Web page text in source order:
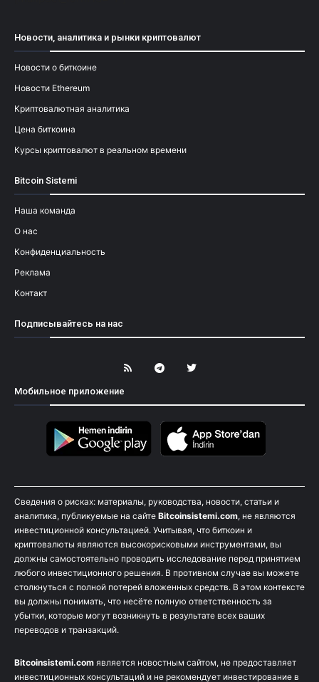
Новости, аналитика и рынки криптовалют
Новости о биткоине
Новости Ethereum
Криптовалютная аналитика
Цена биткоина
Курсы криптовалют в реальном времени
Bitcoin Sistemi
Наша команда
О нас
Конфиденциальность
Реклама
Контакт
Подписывайтесь на нас
Мобильное приложение
Сведения о рисках: материалы, руководства, новости, статьи и
аналитика, публикуемые на сайте Bitcoinsistemi.com, не являются
инвестиционной консультацией. Учитывая, что биткоин и
криптовалюты являются высокорисковыми инструментами, вы
должны самостоятельно проводить исследование перед принятием
любого инвестиционного решения. В противном случае вы можете
столкнуться с полной потерей вложенных средств. В этом контексте
вы должны понимать, что несёте полную ответственность за
убытки, которые могут возникнуть в результате всех ваших
переводов и транзакций.
Bitcoinsistemi.com является новостным сайтом, не предоставляет
инвестиционных консультаций и не рекомендует инвестирование в